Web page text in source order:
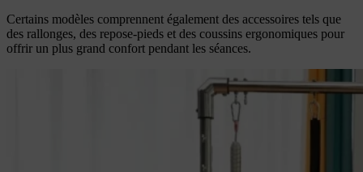
Certains modèles comprennent également des accessoires tels que
des rallonges, des repose-pieds et des coussins ergonomiques pour
offrir un plus grand confort pendant les séances.